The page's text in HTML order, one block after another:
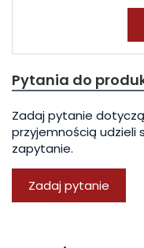
Pytania do
Zadaj pytanie
przyjemnością udzieli
zapytanie.
Zadaj pytanie